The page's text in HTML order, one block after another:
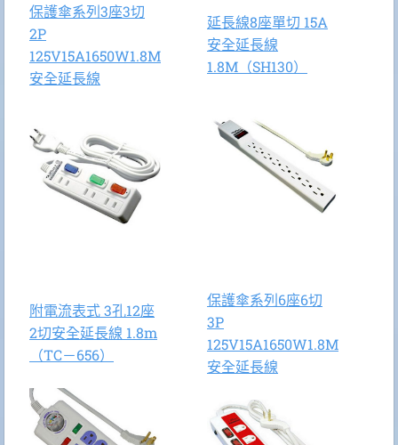
保護傘系列3座3切
2P
125V15A1650W1.8M
安全延長線
延長線8座單切 15A
安全延長線
1.8M（SH130）
附電流表式 3孔12座
2切安全延長線 1.8m
（TC－656）
保護傘系列6座6切
3P
125V15A1650W1.8M
安全延長線